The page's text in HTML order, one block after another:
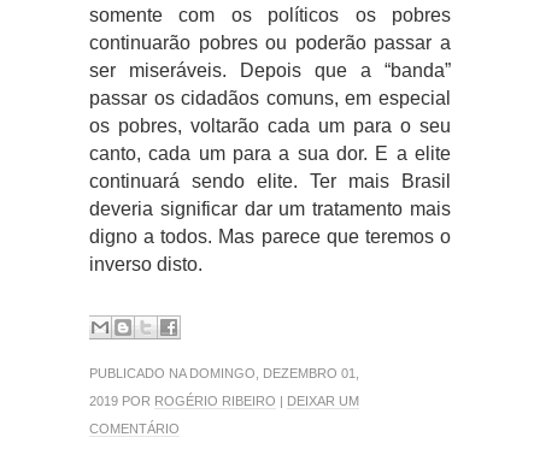
somente com os políticos os pobres
continuarão pobres ou poderão passar a
ser miseráveis. Depois que a “banda”
passar os cidadãos comuns, em especial
os pobres, voltarão cada um para o seu
canto, cada um para a sua dor. E a elite
continuará sendo elite. Ter mais Brasil
deveria significar dar um tratamento mais
digno a todos. Mas parece que teremos o
inverso disto.
PUBLICADO NA DOMINGO, DEZEMBRO 01,
2019 POR ROGÉRIO RIBEIRO | DEIXAR UM
COMENTÁRIO